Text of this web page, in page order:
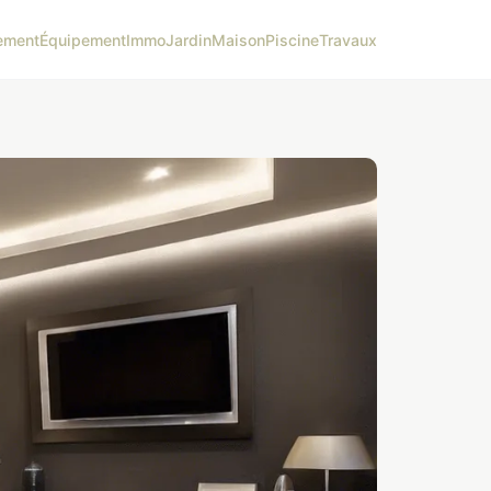
ÉquipementImmoJardinMaisonPiscineTravaux